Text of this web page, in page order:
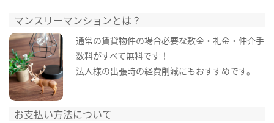
マンスリーマンションとは？
通常の賃貸物件の場合必要な敷金・礼金・仲介手
数料がすべて無料です！
法人様の出張時の経費削減にもおすすめです。
お支払い方法について